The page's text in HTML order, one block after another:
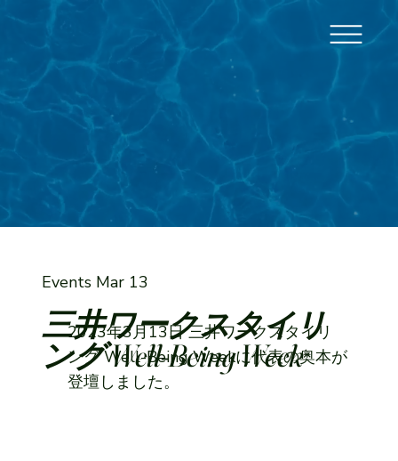
三井ワークスタイリ
ング Well-Being Week
Events Mar 13
2023年3月13日 三井ワークスタイリ
ング Well-Being Weekに代表の奥本が
登壇しました。